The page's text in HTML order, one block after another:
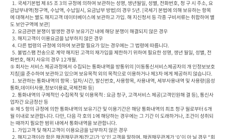
금납부내역(청구액, 수납액, 수납일시, 요금납부 방법)의 경우 5년. [국세기 본법에 의해 보유하는 항목
에 대해서는 별도 해지고객 데이터베이스에 보관하고 가입. 해 지신청서 등 각종 구비서류는 취합하여 별
도 보안구역에 보관]
화번호, 해지 사유의 경우 12개월.
⑤ 회사는 서비스 제공과정에서 수집되는 통화내역을 방통위의 [이동통신서비스제공자의 개 인정보보호
지침]을 준수하여 보관하고 있으며 보유목적 외의 목적으로 이용하거나 제3자 에게 제공하지 않습니다.
통화,데이터사용,정보이용료,국제전화 등)
업자간 요금정산 등
⑥ 제 5 항의 규정에 의한 통화내역의 보유기간 및 이용기간은 해당 통화내역의 최초 청구 월로부터 6개
월 이내로 보관합니다. 다만, 다음 각 호의 1에 해당하는 경우에는 그 기간 이 도래하거나, 조건이 성취되
는 때까지 필요한 범위 내에서 통화내역을 보관합니다.